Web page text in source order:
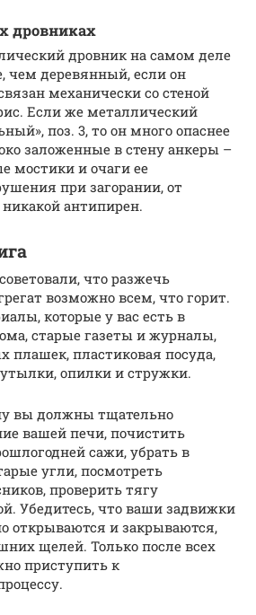
дровниках
дровник на самом деле
чем деревянный, если он
механически со стеной
Если же металлический
поз. 3, то он много опаснее
заложенные в стену анкеры –
мостики и очаги ее
при загорании, от
антипирен.
что разжечь
возможно всем, что горит.
которые у вас есть в
старые газеты и журналы,
плашек, пластиковая посуда,
опилки и стружки.
вы должны тщательно
вашей печи, почистить
сажи, убрать в
угли, посмотреть
проверить тягу
Убедитесь, что ваши задвижки
открываются и закрываются,
щелей. Только после всех
приступить к